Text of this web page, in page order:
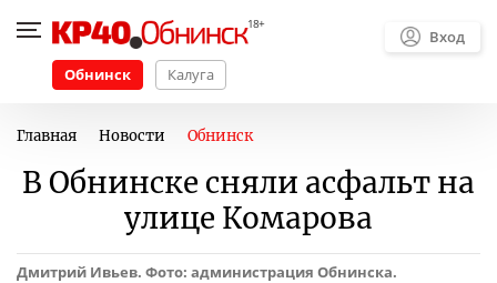
Обнинск Калуга
Вход
Главная Новости Обнинск
В Обнинске сняли асфальт на
улице Комарова
Дмитрий Ивьев. Фото: администрация Обнинска.